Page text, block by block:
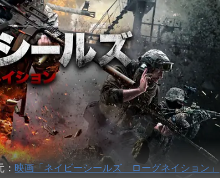
：映画「ネイビーシールズ ローグネイション」